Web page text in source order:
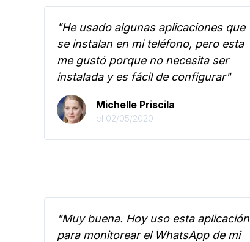
"He usado algunas aplicaciones que
se instalan en mi teléfono, pero esta
me gustó porque no necesita ser
instalada y es fácil de configurar"
Michelle Priscila
el 02/05/2020
"Muy buena. Hoy uso esta aplicación
para monitorear el WhatsApp de mi